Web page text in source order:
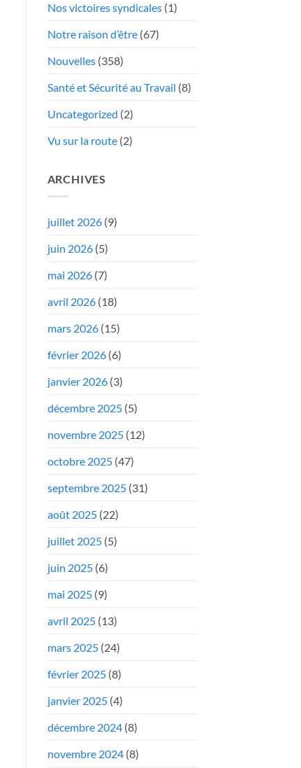
Nos victoires syndicales(1)
Notre raison d’être(67)
Nouvelles(358)
Santé et Sécurité au Travail (8)
Uncategorized (2)
Vu sur la route(2)
ARCHIVES
juillet 2026(9)
juin 2026(5)
mai 2026(7)
avril 2026(18)
mars 2026(15)
février 2026(6)
janvier 2026(3)
décembre 2025(5)
novembre 2025(12)
octobre 2025(47)
septembre 2025(31)
août 2025(22)
juillet 2025(5)
juin 2025(6)
mai 2025(9)
avril 2025(13)
mars 2025(24)
février 2025(8)
janvier 2025(4)
décembre 2024(8)
novembre 2024(8)